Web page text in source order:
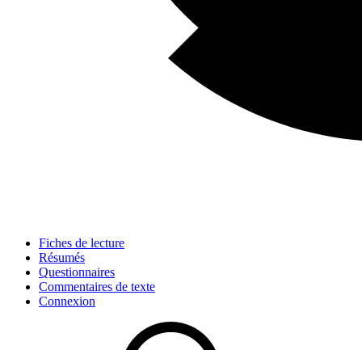
Fiches de lecture
Résumés
Questionnaires
Commentaires de texte
Connexion